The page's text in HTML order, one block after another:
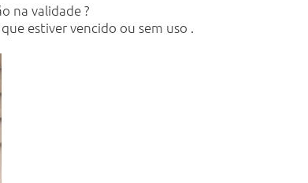
na validade ?
estiver vencido ou sem uso .